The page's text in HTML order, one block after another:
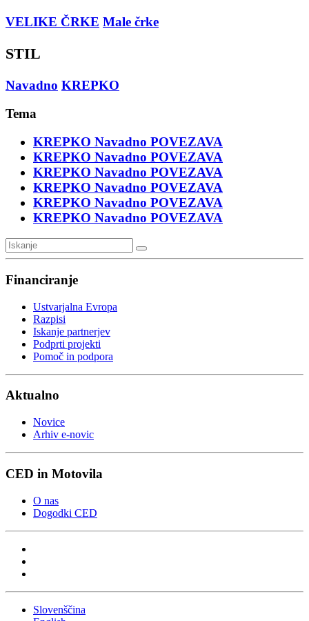
VELIKE ČRKE Male črke
STIL
Navadno KREPKO
Tema
KREPKO Navadno POVEZAVA
KREPKO Navadno POVEZAVA
KREPKO Navadno POVEZAVA
KREPKO Navadno POVEZAVA
KREPKO Navadno POVEZAVA
KREPKO Navadno POVEZAVA
Financiranje
Ustvarjalna Evropa
Razpisi
Iskanje partnerjev
Podprti projekti
Pomoč in podpora
Aktualno
Novice
Arhiv e-novic
CED in Motovila
O nas
Dogodki CED
Slovenščina